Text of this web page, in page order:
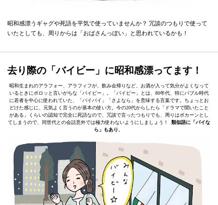
昭和感漂うギャグや死語を平気で使っていませんか？ 冗談のつもりで使って
いたとしても、周りからは「おばさんっぽい」と思われているかも！
去り際の「バイビー」に昭和感漂ってます！
昭和生まれのアラフォー、アラフィフが、飲み会帰りなど、お酒が入って気分がよくなって
いるときにポロッと言いがちな「バイビー」。「バイビー」とは、80年代、特にバブル時代
に若者を中心に使われていた、「バイバイ」「さよなら」を意味する言葉です。ちょっとお
どけた感じに、元気よく言うのが基本の使い方。今の20代からしたら「ドラマで聞いたこと
がある」くらいの認知で完全に死語なので、冗談で言ったつもりでも、周りはポカーンとし
てしまうので、同世代との会話意外では極力使わないようにしましょう！ 類似語に「バイな
ら」もあり